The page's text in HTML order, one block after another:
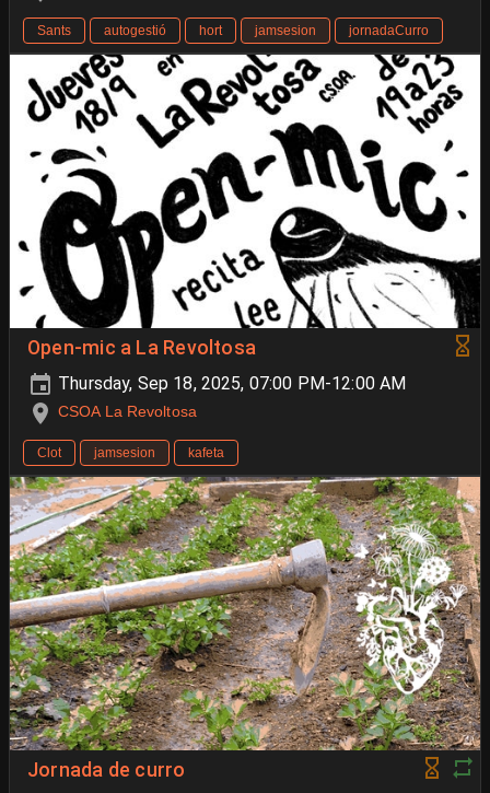
Sants autogestió hort jamsesion jornadaCurro
Open-mic a La Revoltosa
Thursday, Sep 18, 2025, 07:00 PM-12:00 AM
CSOA La Revoltosa
Clot jamsesion kafeta
Jornada de curro